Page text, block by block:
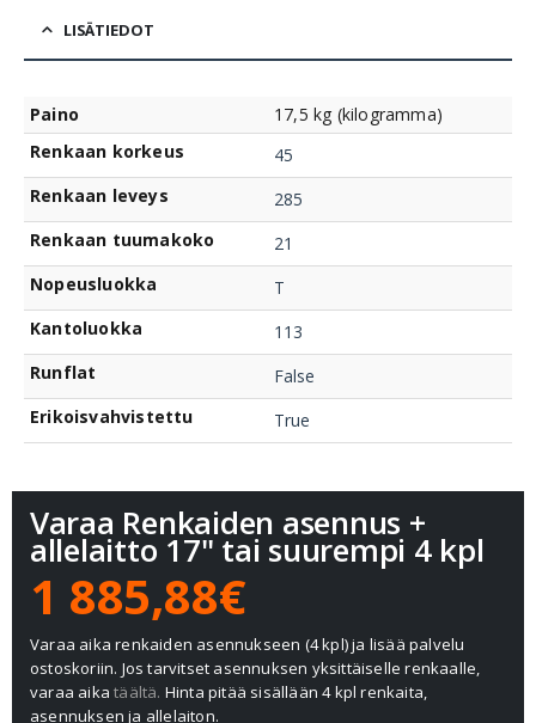
LISÄTIEDOT
Paino
17,5 kg (kilogramma)
Renkaan korkeus
45
Renkaan leveys
285
Renkaan tuumakoko
21
Nopeusluokka
T
Kantoluokka
113
Runflat
False
Erikoisvahvistettu
True
Varaa Renkaiden asennus +
allelaitto 17" tai suurempi 4 kpl
1 885,88€
Varaa aika renkaiden asennukseen (4 kpl) ja lisää palvelu
ostoskoriin. Jos tarvitset asennuksen yksittäiselle renkaalle,
varaa aikatäältä. Hinta pitää sisällään 4 kpl renkaita,
asennuksen ja allelaiton.